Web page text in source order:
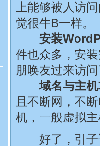
上能够被人访
觉很牛B一样。
安装
件也众多，安
朋唤友过来访
域名与主
且不断网，不
机，一般虚拟
好了，引子